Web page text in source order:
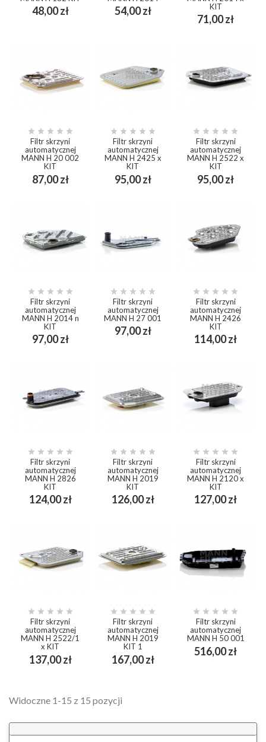
48,00 złCena 54,00 złCena
KIT
71,00 złCena
    
Filtr skrzyni
automatycznej
MANN H 20 002
KIT
87,00 złCena
    
Filtr skrzyni
automatycznej
MANN H 2425 x
KIT
95,00 złCena
    
Filtr skrzyni
automatycznej
MANN H 2522 x
KIT
95,00 złCena
    
Filtr skrzyni
automatycznej
MANN H 2014 n
KIT
97,00 złCena
    
Filtr skrzyni
automatycznej
MANN H 27 001
97,00 złCena
    
Filtr skrzyni
automatycznej
MANN H 2426
KIT
114,00 złCena
    
Filtr skrzyni
automatycznej
MANN H 2826
KIT
124,00 złCena
    
Filtr skrzyni
automatycznej
MANN H 2019
KIT
126,00 złCena
    
Filtr skrzyni
automatycznej
MANN H 2120 x
KIT
127,00 złCena
    
Filtr skrzyni
automatycznej
MANN H 2522/1
x KIT
137,00 złCena
    
Filtr skrzyni
automatycznej
MANN H 2019
KIT 1
167,00 złCena
    
Filtr skrzyni
automatycznej
MANN H 50 001
516,00 złCena
Widoczne 1-15 z 15 pozycji